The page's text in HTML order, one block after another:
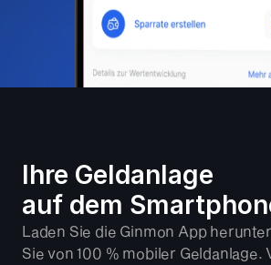
Ihre Geldanlage
auf dem
Laden Sie die Ginmon App
Sie von 100 % mobiler Geldanlage.